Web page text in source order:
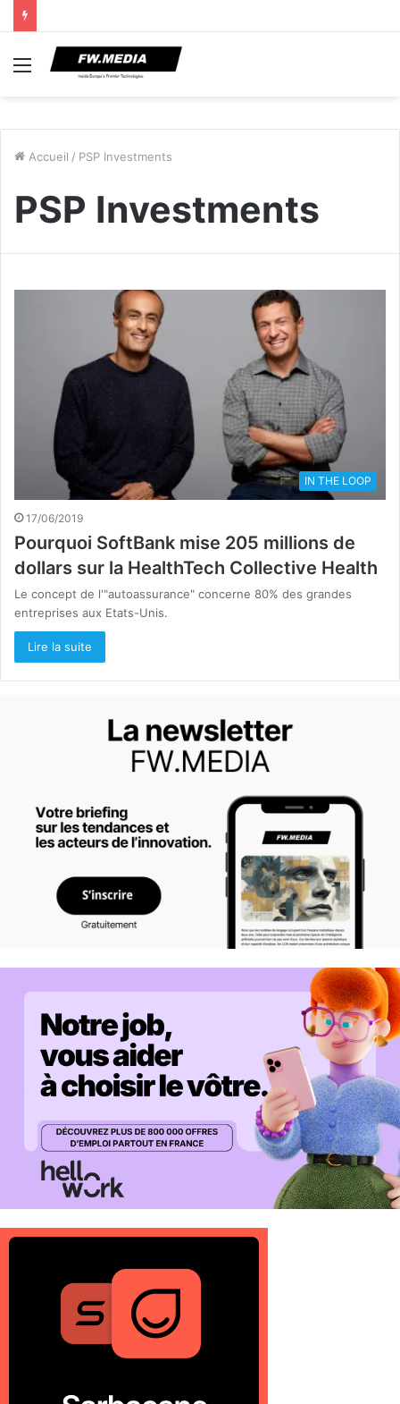
Menu
Accueil / PSP Investments
PSP Investments
IN THE LOOP
17/06/2019
Pourquoi SoftBank mise 205 millions de
dollars sur la HealthTech Collective Health
Le concept de l'"autoassurance" concerne 80% des grandes
entreprises aux Etats-Unis.
Lire la suite